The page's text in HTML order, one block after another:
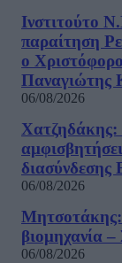
Ινστιτούτο
παραίτηση
ο
Παναγιώτης
06/08/2026
Χατζηδάκης:
06/08/2026
Μητσοτάκης:
βιομηχανία
06/08/2026